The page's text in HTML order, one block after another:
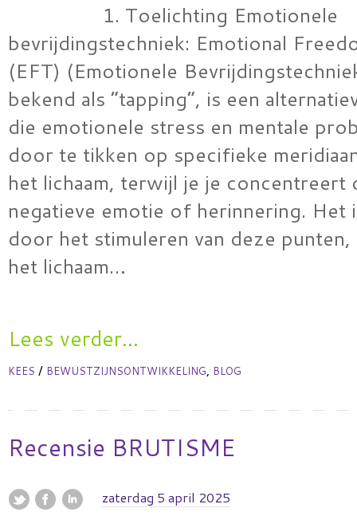
1. Toelichting Emotionele
bevrijdingstechniek: Emotional
(EFT) (Emotionele
bekend als “tapping”, is een
die emotionele stress en mentale
door te tikken op specifieke
het lichaam, terwijl je je concentreert
negatieve emotie of herinnering. Het
door het stimuleren van deze
het lichaam…
Lees verder...
KEES / BEWUSTZIJNSONTWIKKELING, BLOG
Recensie BRUTISME
zaterdag 5 april 2025